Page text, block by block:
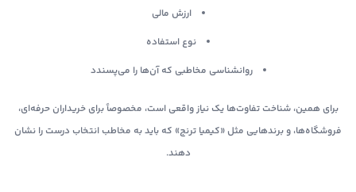
ارزش مالی
نوع استفاده
روانشناسی مخاطبی که آن‌ها را می‌پسندد
برای همین، شناخت تفاوت‌ها یک نیاز واقعی است، مخصوصاً برای خریداران حرفه‌ای،
فروشگاه‌ها، و برندهایی مثل «کیمیا ترنج» که باید به مخاطب انتخاب درست را نشان
دهند.